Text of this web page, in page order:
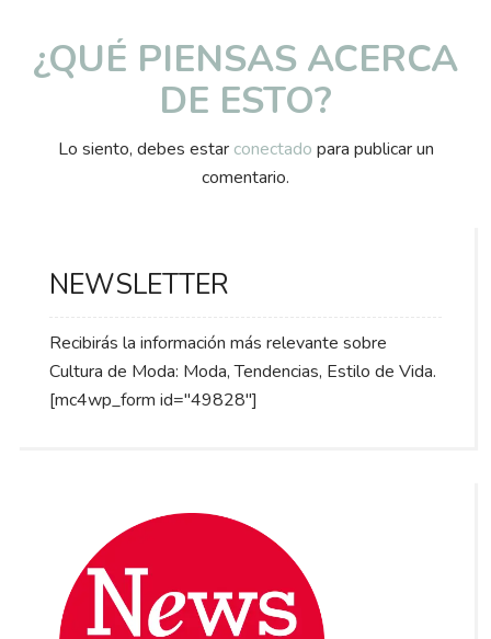
¿QUÉ PIENSAS ACERCA
DE ESTO?
Lo siento, debes estar conectado para publicar un
comentario.
NEWSLETTER
Recibirás la información más relevante sobre
Cultura de Moda: Moda, Tendencias, Estilo de Vida.
[mc4wp_form id="49828"]